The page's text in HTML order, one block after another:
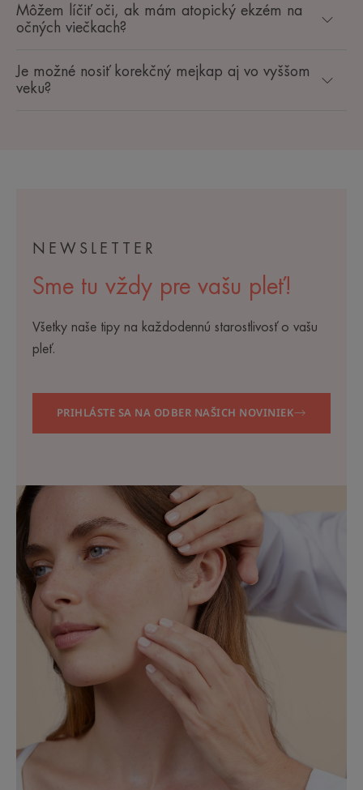
Môžem líčiť oči, ak mám atopický ekzém na
očných viečkach?
Je možné nosiť korekčný mejkap aj vo vyššom
veku?
NEWSLETTER
Sme tu vždy pre vašu pleť!
Všetky naše tipy na každodennú starostlivosť o vašu
pleť.
PRIHLÁSTE SA NA ODBER NAŠICH NOVINIEK